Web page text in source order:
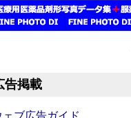
告掲載
ェブ広告ガイド